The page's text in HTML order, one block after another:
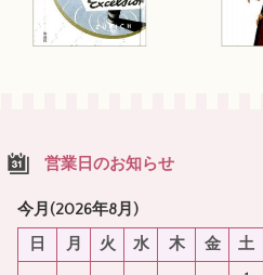
営業日のお知らせ
今月(2026年8月)
日
月 火 水 木 金
土